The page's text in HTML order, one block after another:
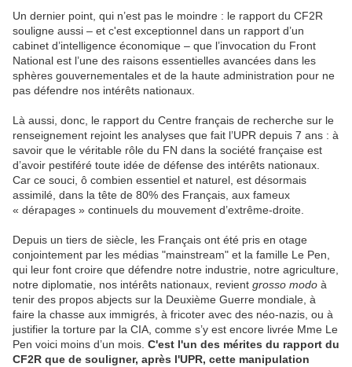
Un dernier point, qui n’est pas le moindre : le rapport du CF2R
souligne aussi – et c'est exceptionnel dans un rapport d’un
cabinet d’intelligence économique – que l’invocation du Front
National est l’une des raisons essentielles avancées dans les
sphères gouvernementales et de la haute administration pour ne
pas défendre nos intérêts nationaux.
Là aussi, donc, le rapport du Centre français de recherche sur le
renseignement rejoint les analyses que fait l’UPR depuis 7 ans : à
savoir que le véritable rôle du FN dans la société française est
d’avoir pestiféré toute idée de défense des intérêts nationaux.
Car ce souci, ô combien essentiel et naturel, est désormais
assimilé, dans la tête de 80% des Français, aux fameux
« dérapages » continuels du mouvement d’extrême-droite.
Depuis un tiers de siècle, les Français ont été pris en otage
conjointement par les médias "mainstream" et la famille Le Pen,
qui leur font croire que défendre notre industrie, notre agriculture,
notre diplomatie, nos intérêts nationaux, revient grosso modo à
tenir des propos abjects sur la Deuxième Guerre mondiale, à
faire la chasse aux immigrés, à fricoter avec des néo-nazis, ou à
justifier la torture par la CIA, comme s’y est encore livrée Mme Le
Pen voici moins d’un mois. C'est l'un des mérites du rapport du
CF2R que de souligner, après l'UPR, cette manipulation